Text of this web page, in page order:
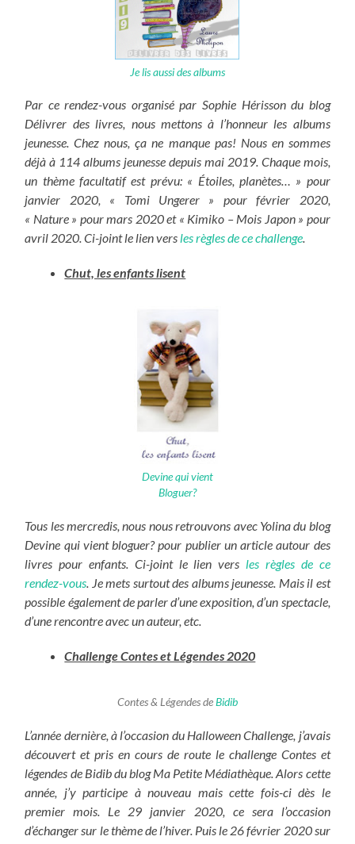
Je lis aussi des albums
Par ce rendez-vous organisé par Sophie Hérisson du blog
Délivrer des livres, nous mettons à l’honneur les albums
jeunesse. Chez nous, ça ne manque pas! Nous en sommes
déjà à 114 albums jeunesse depuis mai 2019. Chaque mois,
un thème facultatif est prévu: « Étoiles, planètes… » pour
janvier 2020, « Tomi Ungerer » pour février 2020,
« Nature » pour mars 2020 et « Kimiko – Mois Japon » pour
avril 2020. Ci-joint le lien versles règles de ce challenge.
Chut, les enfants lisent
Devine qui vient
Bloguer?
Tous les mercredis, nous nous retrouvons avec Yolina du blog
Devine qui vient bloguer? pour publier un article autour des
livres pour enfants. Ci-joint le lien vers les règles de ce
rendez-vous . Je mets surtout des albums jeunesse. Mais il est
possible également de parler d’une exposition, d’un spectacle,
d’une rencontre avec un auteur, etc.
Challenge Contes et Légendes 2020
Contes & Légendes deBidib
L’année dernière, à l’occasion du Halloween Challenge, j’avais
découvert et pris en cours de route le challenge Contes et
légendes de Bidib du blog Ma Petite Médiathèque. Alors cette
année, j’y participe à nouveau mais cette fois-ci dès le
premier mois. Le 29 janvier 2020, ce sera l’occasion
d’échanger sur le thème de l’hiver. Puis le 26 février 2020 sur